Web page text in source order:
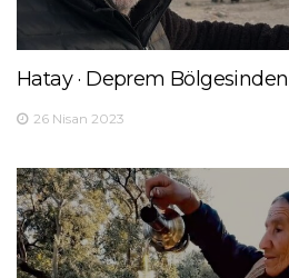
Hatay · Deprem Bölgesinden
26 Nisan 2023